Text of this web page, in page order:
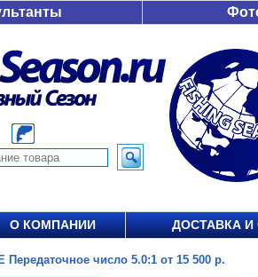
О КОМПАНИИ ДОСТАВКА И
Передаточное число 5.0:1 от 15 500 р.